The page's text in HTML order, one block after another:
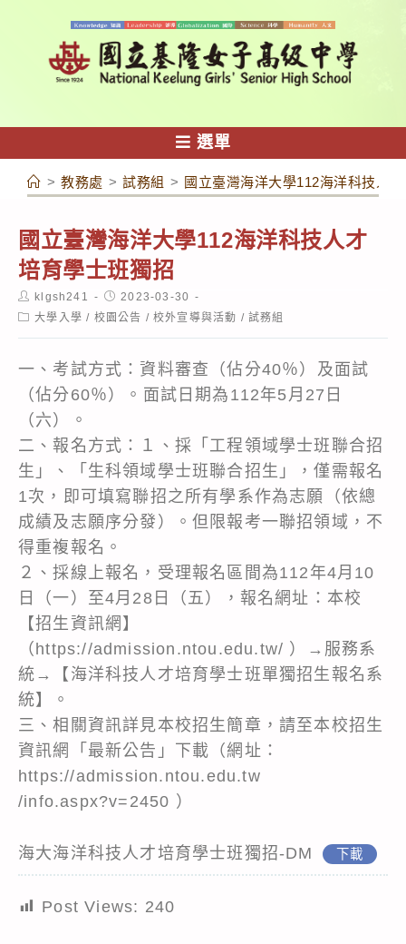
容
選單
> 教務處 > 試務組 > 國立臺灣海洋大學112海洋科技人
國立臺灣海洋大學112海洋科技人才
培育學士班獨招
Post
author:
klgsh241
Post
published:
2023-03-30
Post大學入學 / 校園公告 / 校外宣導與活動 / 試務組
一、考試方式：資料審查（佔分40％）及面試
（佔分60％）。面試日期為112年5月27日
（六）。
二、報名方式：１、採「工程領域學士班聯合招
生」、「生科領域學士班聯合招生」，僅需報名
1次，即可填寫聯招之所有學系作為志願（依總
成績及志願序分發）。但限報考一聯招領域，不
得重複報名。
２、採線上報名，受理報名區間為112年4月10
日（一）至4月28日（五），報名網址：本校
【招生資訊網】
（https://admission.ntou.edu.tw/ ）→服務系
統→【海洋科技人才培育學士班單獨招生報名系
統】。
三、相關資訊詳見本校招生簡章，請至本校招生
資訊網「最新公告」下載（網址：
https://admission.ntou.edu.tw
/info.aspx?v=2450 ）
海大海洋科技人才培育學士班獨招-DM 下載
Post Views: 240